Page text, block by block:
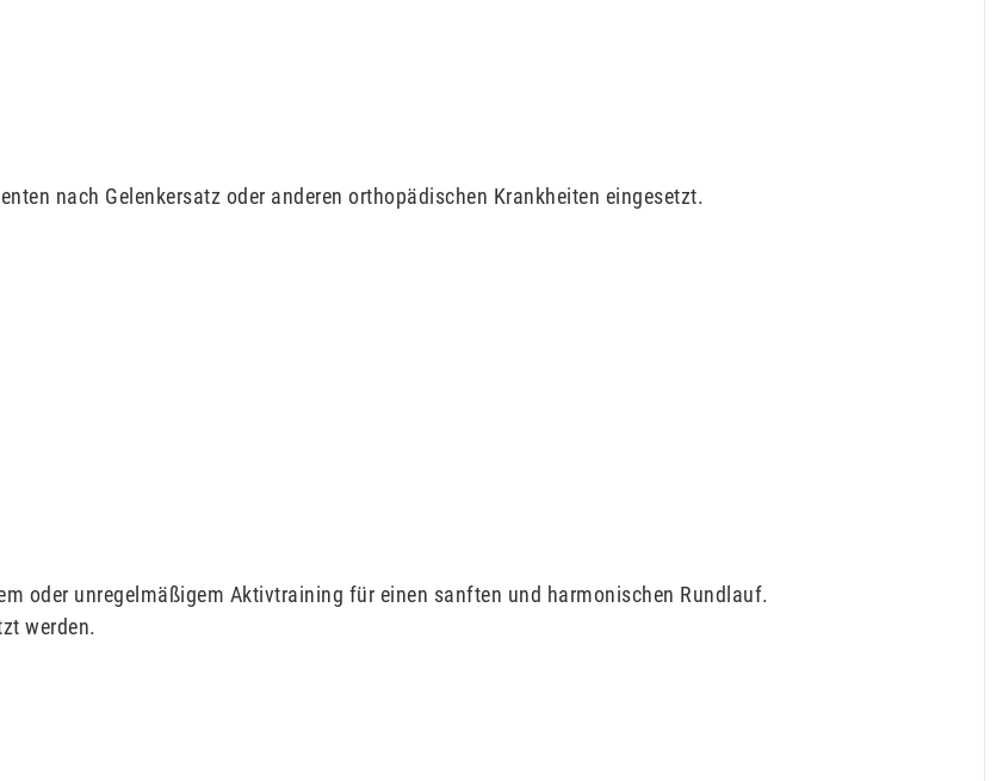
nach Gelenkersatz oder anderen orthopädischen Krankheiten eingesetzt.
oder unregelmäßigem Aktivtraining für einen sanften und harmonischen Rundlauf.
werden.